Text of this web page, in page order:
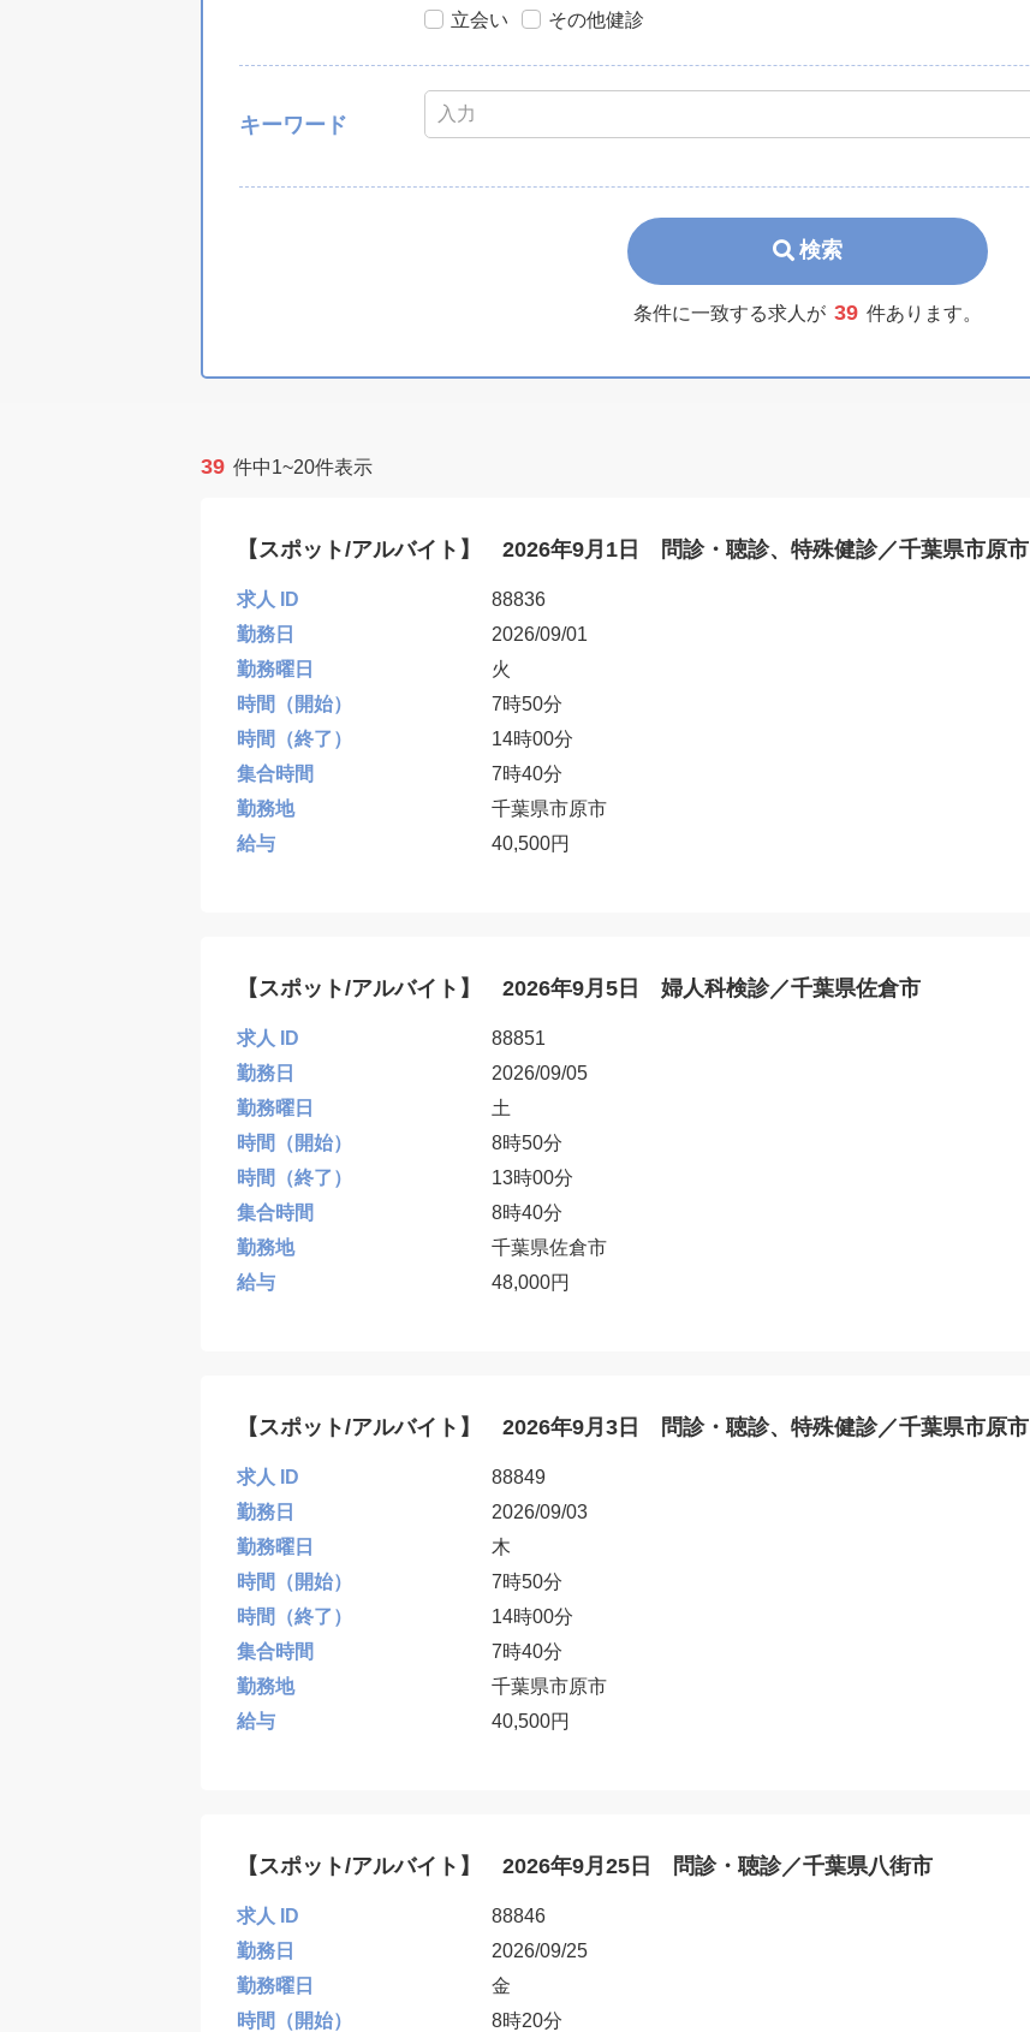
立会い
その他健診
キーワード
検索
条件に一致する求人が 39 件あります。
39 件中1~20件表示
【スポット/アルバイト】 2026年9月1日 問診・聴診、特殊健診／千葉県市原市
求人 ID
88836
勤務日
2026/09/01
勤務曜日
火
時間（開始）
7時50分
時間（終了）
14時00分
集合時間
7時40分
勤務地
千葉県市原市
給与
40,500円
【スポット/アルバイト】 2026年9月5日 婦人科検診／千葉県佐倉市
求人 ID
88851
勤務日
2026/09/05
勤務曜日
土
時間（開始）
8時50分
時間（終了）
13時00分
集合時間
8時40分
勤務地
千葉県佐倉市
給与
48,000円
【スポット/アルバイト】 2026年9月3日 問診・聴診、特殊健診／千葉県市原市
求人 ID
88849
勤務日
2026/09/03
勤務曜日
木
時間（開始）
7時50分
時間（終了）
14時00分
集合時間
7時40分
勤務地
千葉県市原市
給与
40,500円
【スポット/アルバイト】 2026年9月25日 問診・聴診／千葉県八街市
求人 ID
88846
勤務日
2026/09/25
勤務曜日
金
時間（開始）
8時20分